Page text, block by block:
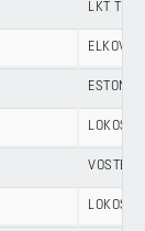
LKT
ELKOV -
ESTONIA
VOSTER